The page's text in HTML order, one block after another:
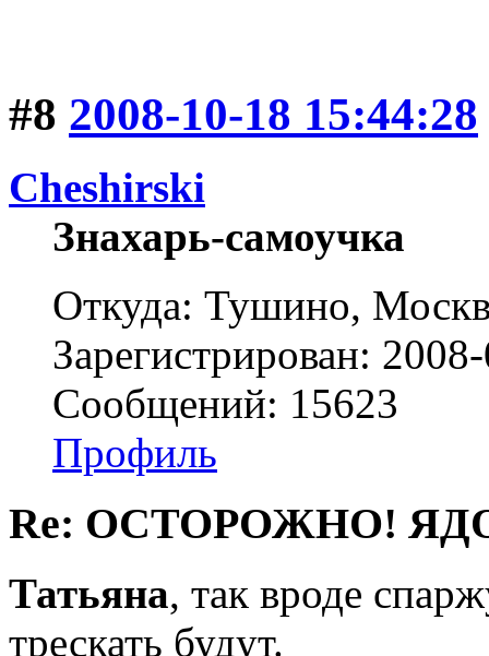
#8 2008-10-18 15:44:28
Cheshirski
Знахарь-самоучка
Откуда: Тушино,
Зарегистрирован:
Сообщений: 15623
Профиль
Re: ОСТОРОЖНО!
Татьяна, так вроде
трескать будут.